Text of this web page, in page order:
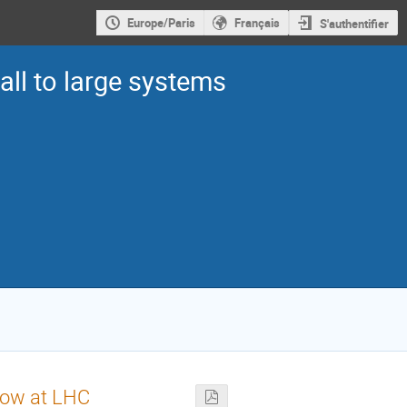
Europe/Paris Français S'authentifier
to large systems
at LHC